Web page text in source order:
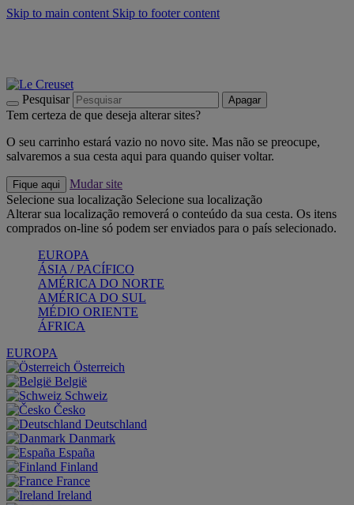
Skip to main content Skip to footer content
Pesquisar Apagar
Tem certeza de que deseja alterar sites?
O seu carrinho estará vazio no novo site. Mas não se preocupe,
salvaremos a sua cesta aqui para quando quiser voltar.
Fique aqui
Mudar site
Selecione sua localização Selecione sua localização
Alterar sua localização removerá o conteúdo da sua cesta. Os itens
comprados on-line só podem ser enviados para o país selecionado.
EUROPA
ÁSIA / PACÍFICO
AMÉRICA DO NORTE
AMÉRICA DO SUL
MÉDIO ORIENTE
ÁFRICA
EUROPA
Österreich
België
Schweiz
Česko
Deutschland
Danmark
España
Finland
France
Ireland